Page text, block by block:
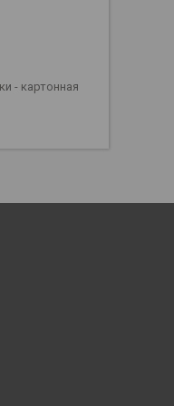
- картонная